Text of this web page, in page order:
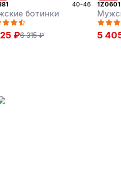
40-46
ботинки
₽6 315 ₽
1Z0601
5